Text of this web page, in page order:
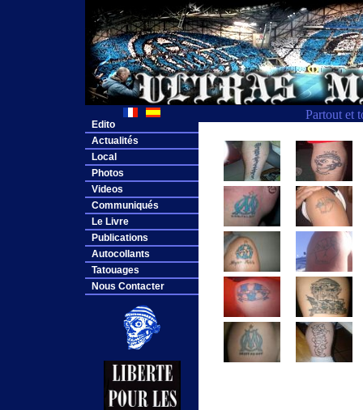
Partout et
Edito
Actualités
Local
Photos
Videos
Communiqués
Le Livre
Publications
Autocollants
Tatouages
Nous Contacter